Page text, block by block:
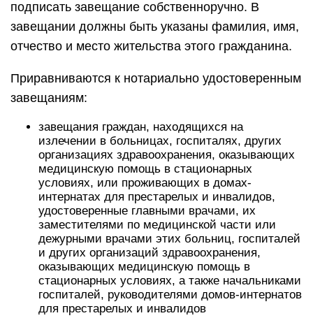
подписать завещание собственноручно. В
завещании должны быть указаны фамилия, имя,
отчество и место жительства этого гражданина.
Приравниваются к нотариально удостоверенным
завещаниям:
завещания граждан, находящихся на
излечении в больницах, госпиталях, других
организациях здравоохранения, оказывающих
медицинскую помощь в стационарных
условиях, или проживающих в домах-
интернатах для престарелых и инвалидов,
удостоверенные главными врачами, их
заместителями по медицинской части или
дежурными врачами этих больниц, госпиталей
и других организаций здравоохранения,
оказывающих медицинскую помощь в
стационарных условиях, а также начальниками
госпиталей, руководителями домов-интернатов
для престарелых и инвалидов